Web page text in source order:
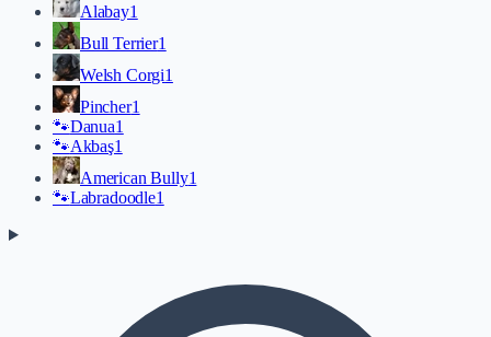
Alabay1
Bull Terrier1
Welsh Corgi1
Pincher1
🐾Danua1
🐾Akbaş1
American Bully1
🐾Labradoodle1